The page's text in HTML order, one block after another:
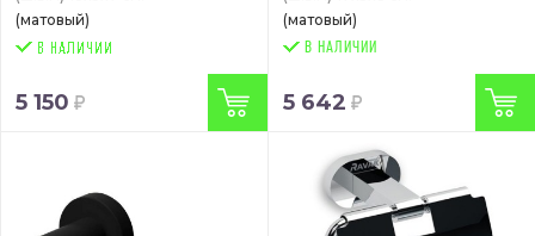
(матовый)
5 150
(матовый)
В НАЛИЧИИ
5 642